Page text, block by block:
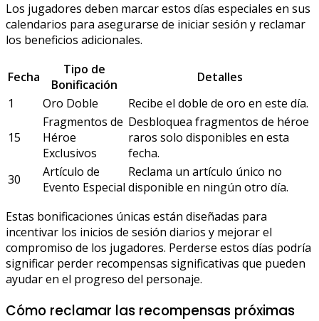
Los jugadores deben marcar estos días especiales en sus
calendarios para asegurarse de iniciar sesión y reclamar
los beneficios adicionales.
Fecha
Tipo de
Bonificación
Detalles
1
Oro Doble Recibe el doble de oro en este día.
15
Fragmentos de
Héroe
Exclusivos
Desbloquea fragmentos de héroe
raros solo disponibles en esta
fecha.
30
Artículo de
Evento Especial
Reclama un artículo único no
disponible en ningún otro día.
Estas bonificaciones únicas están diseñadas para
incentivar los inicios de sesión diarios y mejorar el
compromiso de los jugadores. Perderse estos días podría
significar perder recompensas significativas que pueden
ayudar en el progreso del personaje.
Cómo reclamar las recompensas próximas